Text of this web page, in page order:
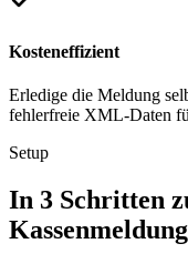
Kosteneffizient
Erledige die Meldung
fehlerfreie XML-Daten
Setup
In 3 Schritten
Kassenmeldung